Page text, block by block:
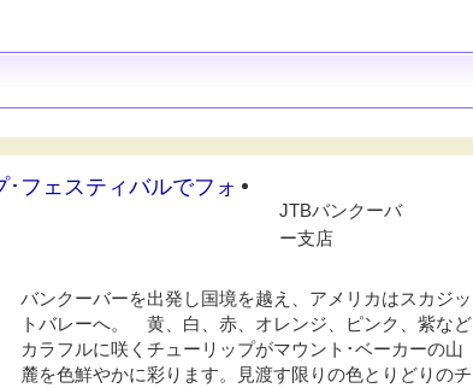
フェスティバルでフォ
JTBバンクーバ
ー支店
バンクーバーを出発し国境を越え、アメリカはスカジッ
トバレーへ。 黄、白、赤、オレンジ、ピンク、紫など
カラフルに咲くチューリップがマウント･ベーカーの山
麓を色鮮やかに彩ります。見渡す限りの色とりどりのチ